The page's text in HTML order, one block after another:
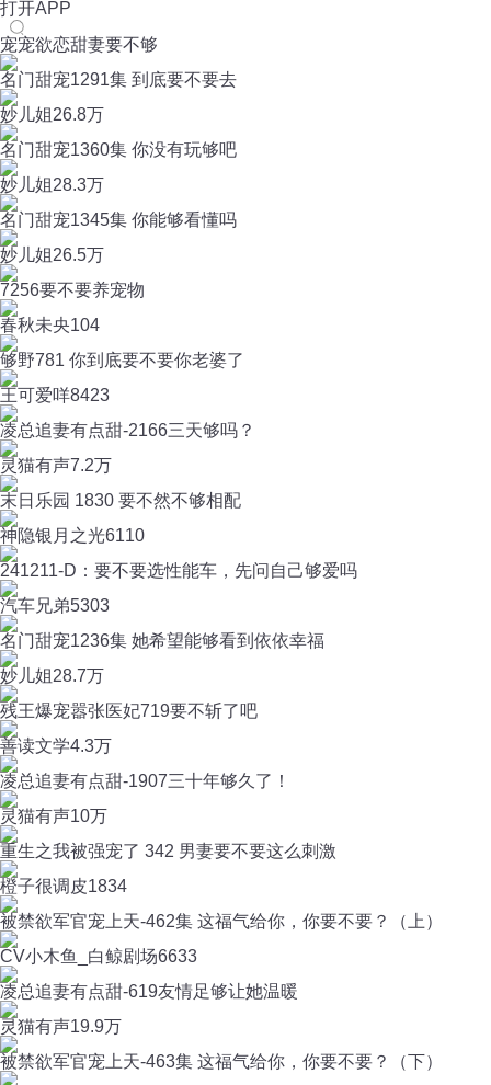
打开APP
宠宠欲恋甜妻要不够
名门甜宠1291集 到底要不要去
妙儿姐26.8万
名门甜宠1360集 你没有玩够吧
妙儿姐28.3万
名门甜宠1345集 你能够看懂吗
妙儿姐26.5万
7256要不要养宠物
春秋未央104
够野781 你到底要不要你老婆了
王可爱咩8423
凌总追妻有点甜-2166三天够吗？
灵猫有声7.2万
末日乐园 1830 要不然不够相配
神隐银月之光6110
241211-D：要不要选性能车，先问自己够爱吗
汽车兄弟5303
名门甜宠1236集 她希望能够看到依依幸福
妙儿姐28.7万
残王爆宠嚣张医妃719要不斩了吧
善读文学4.3万
凌总追妻有点甜-1907三十年够久了！
灵猫有声10万
重生之我被强宠了 342 男妻要不要这么刺激
橙子很调皮1834
被禁欲军官宠上天-462集 这福气给你，你要不要？（上）
CV小木鱼_白鲸剧场6633
凌总追妻有点甜-619友情足够让她温暖
灵猫有声19.9万
被禁欲军官宠上天-463集 这福气给你，你要不要？（下）